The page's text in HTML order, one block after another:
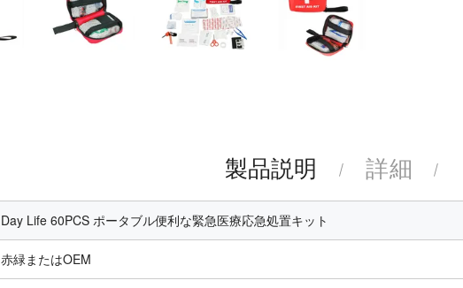
製品説明 詳細
Day Life 60PCS ポータブル便利な緊急医療応急処置キット
赤緑またはOEM